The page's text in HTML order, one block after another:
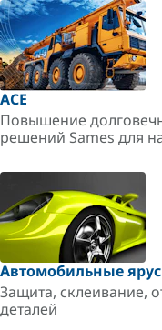
ACE
Повышение
решений Sames для
Автомобильные
Защита, склеивание,
деталей